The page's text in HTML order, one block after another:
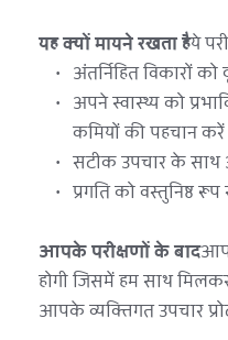
यह क्यों मायने रखता हैये
अंतर्निहित विकारों
अपने स्वास्थ्य को
कमियों की पहचान करें
सटीक उपचार के
प्रगति को वस्तुनिष्ठ
आपके परीक्षणों के बाद
होगी जिसमें हम साथ
आपके व्यक्तिगत उपचार